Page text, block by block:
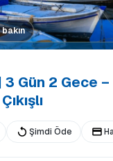
Gün 2 Gece –
Şimdi Öde